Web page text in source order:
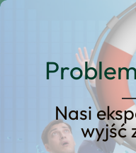
Nasi
wyjść
Przejdź
Strona główna
e-commerce